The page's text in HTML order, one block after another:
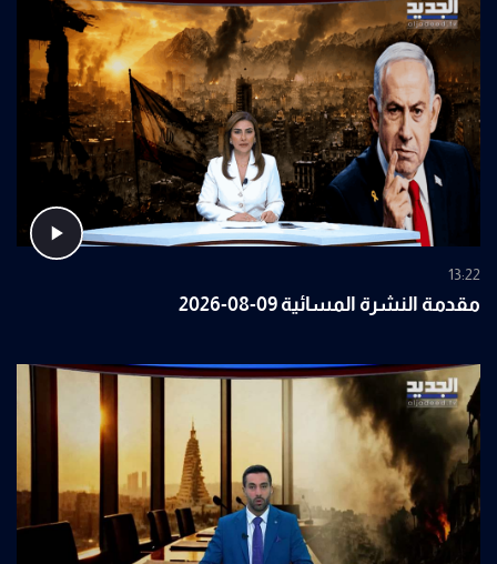
13:22
مقدمة النشرة المسائية 09-08-2026